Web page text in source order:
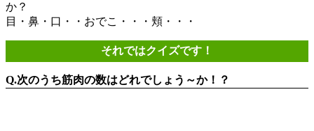
か？
目・鼻・口・・おでこ・・・頬・・・
それではクイズです！
Q.次のうち筋肉の数はどれでしょう～か！？